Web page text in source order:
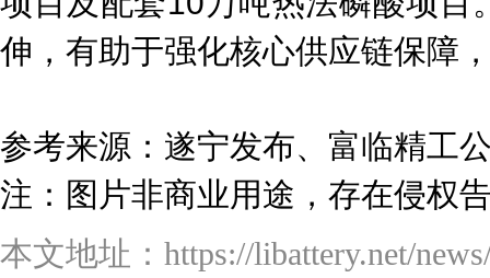
伸，有助于强化核心供应链保障
参考来源：遂宁发布、富临精工
注：图片非商业用途，存在侵权
本文地址：https://libattery.net/